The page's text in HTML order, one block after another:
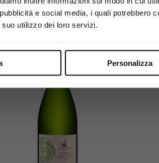
e social media, i quali potrebbero
utilizzo dei loro servizi.
Personalizza
Si, sono